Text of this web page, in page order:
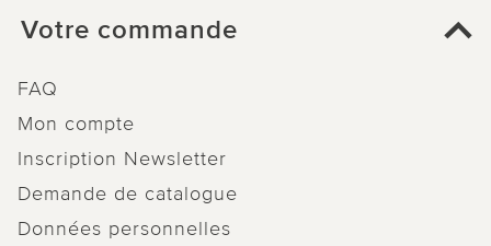
Votre commande
FAQ
Mon compte
Inscription Newsletter
Demande de catalogue
Données personnelles